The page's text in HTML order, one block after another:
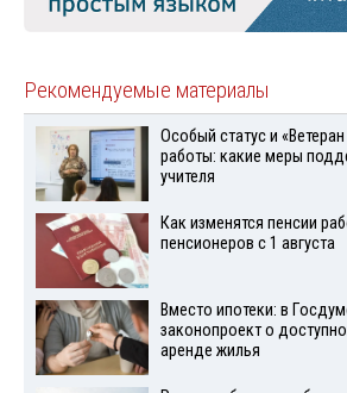
Рекомендуемые материалы
Особый статус и
работы: какие меры
учителя
Как изменятся пенсии
пенсионеров с 1 августа
Вместо ипотеки: в
законопроект о
аренде жилья